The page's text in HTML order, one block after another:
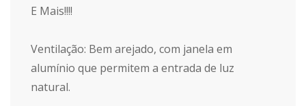
E Mais!!!!
Ventilação: Bem arejado, com janela em
alumínio que permitem a entrada de luz
natural.